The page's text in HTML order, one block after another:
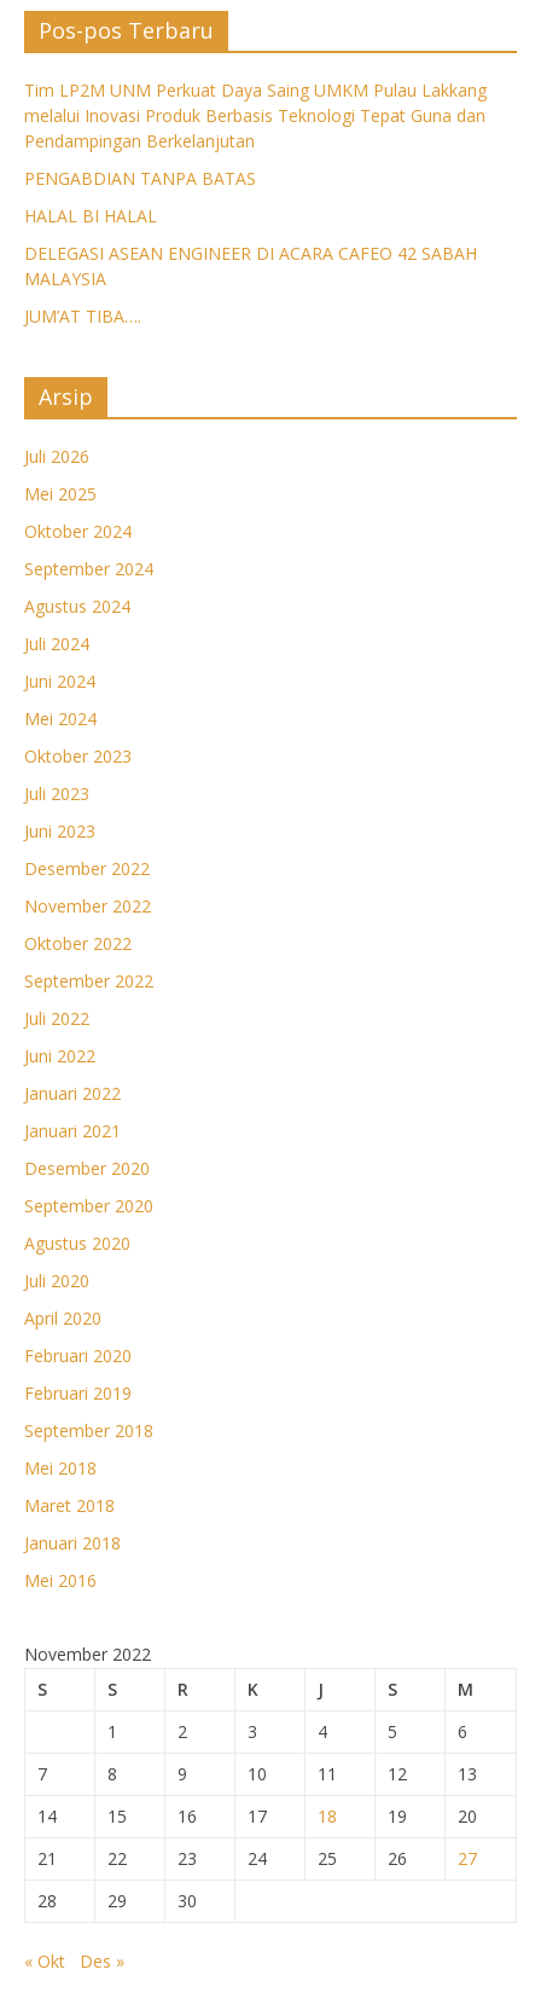
Pos-pos Terbaru
Tim LP2M UNM Perkuat Daya Saing UMKM Pulau Lakkang
melalui Inovasi Produk Berbasis Teknologi Tepat Guna dan
Pendampingan Berkelanjutan
PENGABDIAN TANPA BATAS
HALAL BI HALAL
DELEGASI ASEAN ENGINEER DI ACARA CAFEO 42 SABAH
MALAYSIA
JUM’AT TIBA….
Arsip
Juli 2026
Mei 2025
Oktober 2024
September 2024
Agustus 2024
Juli 2024
Juni 2024
Mei 2024
Oktober 2023
Juli 2023
Juni 2023
Desember 2022
November 2022
Oktober 2022
September 2022
Juli 2022
Juni 2022
Januari 2022
Januari 2021
Desember 2020
September 2020
Agustus 2020
Juli 2020
April 2020
Februari 2020
Februari 2019
September 2018
Mei 2018
Maret 2018
Januari 2018
Mei 2016
November 2022
S
S R K J S
M
1
2 3 4 5
6
7
8 9 10 11 12
13
14
15 16 17 18 19
20
21
22 23 24 25 26
27
28
29 30
« Okt Des »